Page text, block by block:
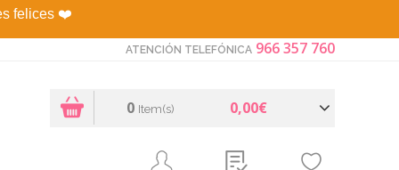
felices ❤️
ATENCIÓN TELEFÓNICA 966 357 760
0 Item(s) 0,00€